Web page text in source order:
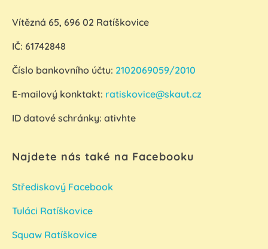
Vítězná 65, 696 02 Ratíškovice
IČ: 61742848
Číslo bankovního účtu: 2102069059/2010
E-mailový konktakt: ratiskovice@skaut.cz
ID datové schránky: ativhte
Najdete nás také na Facebooku
Střediskový Facebook
Tuláci Ratíškovice
Squaw Ratíškovice